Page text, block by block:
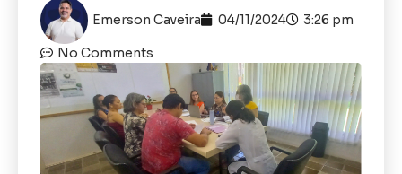
Emerson Caveira 04/11/2024 3:26 pm
No Comments